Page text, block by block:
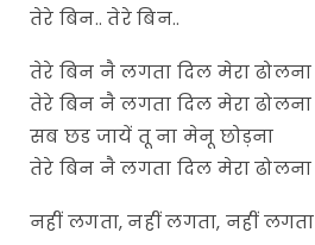
तेरे बिन.. तेरे बिन..
तेरे बिन नै लगता दिल मेरा ढोलना
तेरे बिन नै लगता दिल मेरा ढोलना
सब छड जायें तू ना मेनू छोड़ना
तेरे बिन नै लगता दिल मेरा ढोलना
नहीं लगता, नहीं लगता, नहीं लगता